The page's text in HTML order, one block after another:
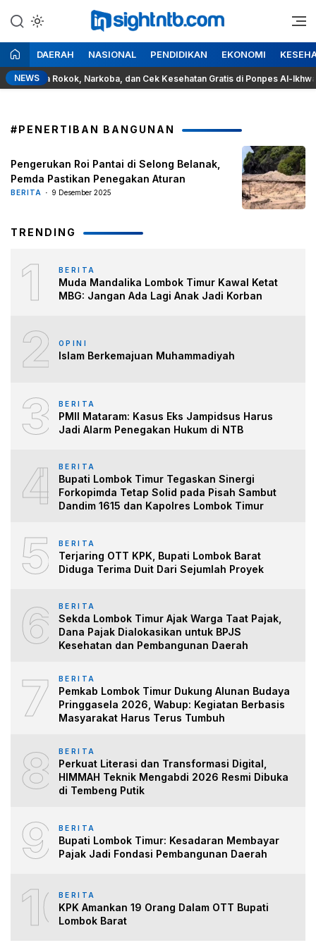
ke
konten
Insight NTB
Berita Seputar NTB
DAERAH NASIONAL PENDIDIKAN EKONOMI
NEWSRokok, Narkoba, dan Cek Kesehatan Gratis di Ponpes Al-Ikhwan
#PENERTIBAN BANGUNAN
Pengerukan Roi Pantai di Selong Belanak,
Pemda Pastikan Penegakan Aturan
BERITA 9 Desember 2025
TRENDING
1 BERITA
Muda Mandalika Lombok Timur Kawal Ketat
MBG: Jangan Ada Lagi Anak Jadi Korban
2 OPINI
Islam Berkemajuan Muhammadiyah
3 BERITA
PMII Mataram: Kasus Eks Jampidsus Harus
Jadi Alarm Penegakan Hukum di NTB
4 BERITA
Bupati Lombok Timur Tegaskan Sinergi
Forkopimda Tetap Solid pada Pisah Sambut
Dandim 1615 dan Kapolres Lombok Timur
5 BERITA
Terjaring OTT KPK, Bupati Lombok Barat
Diduga Terima Duit Dari Sejumlah Proyek
6 BERITA
Sekda Lombok Timur Ajak Warga Taat Pajak,
Dana Pajak Dialokasikan untuk BPJS
Kesehatan dan Pembangunan Daerah
7 BERITA
Pemkab Lombok Timur Dukung Alunan Budaya
Pringgasela 2026, Wabup: Kegiatan Berbasis
Masyarakat Harus Terus Tumbuh
8 BERITA
Perkuat Literasi dan Transformasi Digital,
HIMMAH Teknik Mengabdi 2026 Resmi Dibuka
di Tembeng Putik
9 BERITA
Bupati Lombok Timur: Kesadaran Membayar
Pajak Jadi Fondasi Pembangunan Daerah
10BERITA
KPK Amankan 19 Orang Dalam OTT Bupati
Lombok Barat